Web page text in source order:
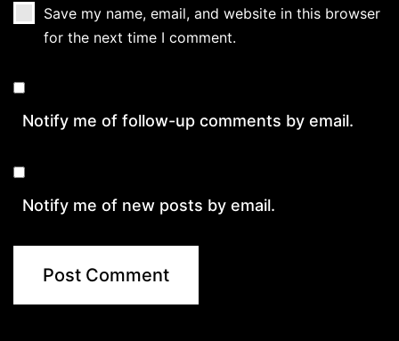
Save my name, email, and website in this browser
for the next time I comment.
Notify me of follow-up comments by email.
Notify me of new posts by email.